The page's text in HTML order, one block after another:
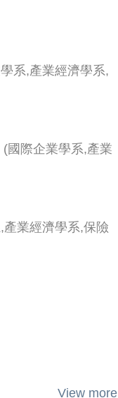
系,產業經濟學系,
(國際企業學系,產業
產業經濟學系,保險
View more